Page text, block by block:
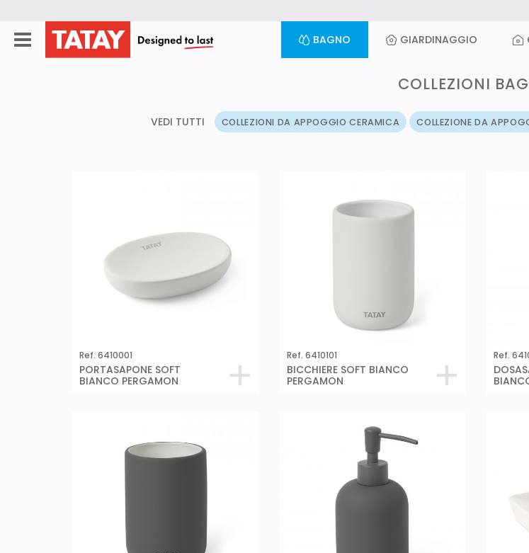
BAGNO GIARDINAGGIO
COLLEZIONI
VEDI TUTTI COLLEZIONI DA APPOGGIO CERAMICA COLLEZIONE DA
Ref. 6410001
PORTASAPONE SOFT
BIANCO PERGAMON
Ref. 6410101
BICCHIERE SOFT BIANCO
PERGAMON
Ref.